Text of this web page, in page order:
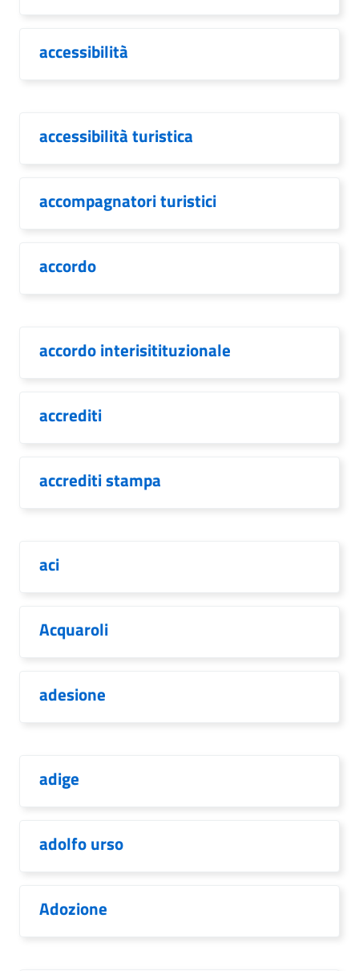
accessibilità
accessibilità turistica
accompagnatori turistici
accordo
accordo interisitituzionale
accrediti
accrediti stampa
aci
Acquaroli
adesione
adige
adolfo urso
Adozione